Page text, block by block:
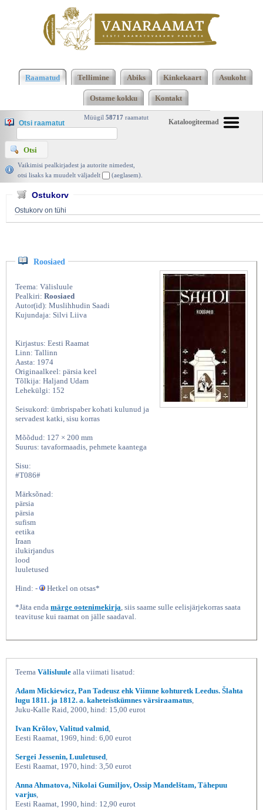
Muslihhudin Saadi, Eesti Raamat 1974 |
vanaraamat. ee
Raamatud Tellimine Abiks Kinkekaart Asukoht
Ostame kokku Kontakt
Kataloogiteemad
Müügil 58717 raamatut
Otsi raamatut
Vaikimisi pealkirjadest ja autorite nimedest,
otsi lisaks ka muudelt väljadelt
(aeglasem).
Ostukorv
Ostukorv on tühi
Roosiaed
Teema: Välisluule
Pealkiri: Roosiaed
Autor(id): Muslihhudin Saadi
Kujundaja: Silvi Liiva
Kirjastus: Eesti Raamat
Linn: Tallinn
Aasta: 1974
Originaalkeel: pärsia keel
Tõlkija: Haljand Udam
Lehekülgi: 152
Seisukord: ümbrispaber kohati kulunud ja
servadest katki, sisu korras
Mõõdud: 127 × 200 mm
Suurus: tavaformaadis, pehmete kaantega
Sisu:
#T086#
Märksõnad:
pärsia
pärsia
sufism
eetika
Iraan
ilukirjandus
lood
luuletused
Hind: - Hetkel on otsas*
*Jäta enda märge ootenimekirja, siis saame sulle eelisjärjekorras saata
teavituse kui raamat on jälle saadaval.
Teema Välisluule alla viimati lisatud:
Adam Mickiewicz, Pan Tadeusz ehk Viimne kohturetk Leedus. Šlahta
lugu 1811. ja 1812. a. kaheteistkümnes värsiraamatus,
Juku-Kalle Raid, 2000, hind: 15,00 eurot
Ivan Krõlov, Valitud valmid,
Eesti Raamat, 1969, hind: 6,00 eurot
Sergei Jessenin, Luuletused,
Eesti Raamat, 1970, hind: 3,50 eurot
Anna Ahmatova, Nikolai Gumiljov, Ossip Mandelštam, Tähepuu
varjus,
Eesti Raamat, 1990, hind: 12,90 eurot